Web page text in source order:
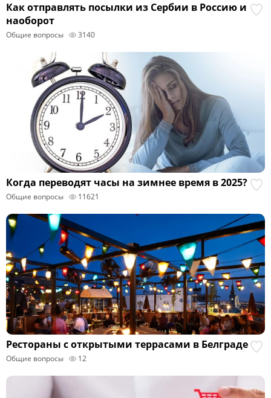
Как отправлять посылки из Сербии в Россию и
наоборот
Общие вопросы 3140
Когда переводят часы на зимнее время в 2025?
Общие вопросы 11621
Рестораны с открытыми террасами в Белграде
Общие вопросы 12